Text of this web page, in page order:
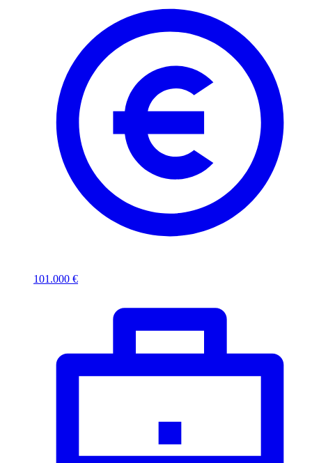
101.000 €